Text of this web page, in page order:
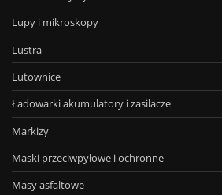
Lupy i mikroskopy
Lustra
Lutownice
Ładowarki akumulatory i zasilacze
Markizy
Maski przeciwpyłowe i ochronne
Masy asfaltowe